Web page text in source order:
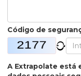
Código de
A Extrapolate está